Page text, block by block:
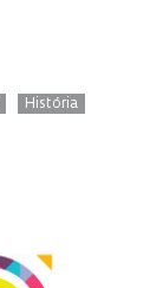
História